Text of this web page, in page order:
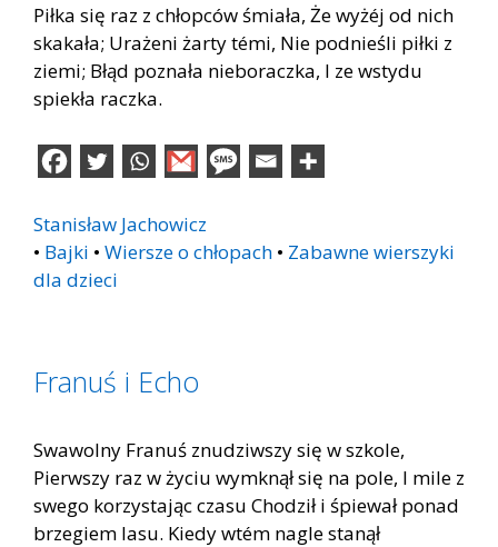
Piłka się raz z chłopców śmiała, Że wyżéj od nich
skakała; Urażeni żarty témi, Nie podnieśli piłki z
ziemi; Błąd poznała nieboraczka, I ze wstydu
spiekła raczka.
Stanisław Jachowicz
• Bajki • Wiersze o chłopach • Zabawne wierszyki
dla dzieci
Franuś i Echo
Swawolny Franuś znudziwszy się w szkole,
Pierwszy raz w życiu wymknął się na pole, I mile z
swego korzystając czasu Chodził i śpiewał ponad
brzegiem lasu. Kiedy wtém nagle stanął